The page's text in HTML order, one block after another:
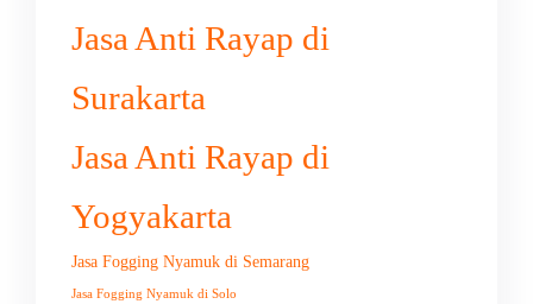
Jasa Anti Rayap di
Surakarta
Jasa Anti Rayap di
Yogyakarta
Jasa Fogging Nyamuk di Semarang
Jasa Fogging Nyamuk di Solo